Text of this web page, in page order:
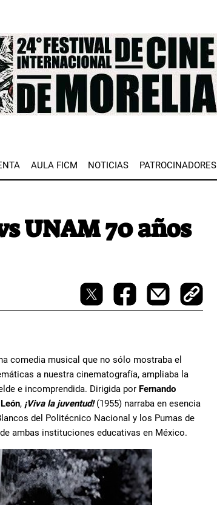
AULA FICM NOTICIAS PATROCINADORES
UNAM 70 años
comedia musical que no sólo mostraba el
a nuestra cinematografía, ampliaba la
e incomprendida. Dirigida por Fernando
, ¡Viva la juventud!(1955) narraba en esencia
del Politécnico Nacional y los Pumas de
ambas instituciones educativas en México.